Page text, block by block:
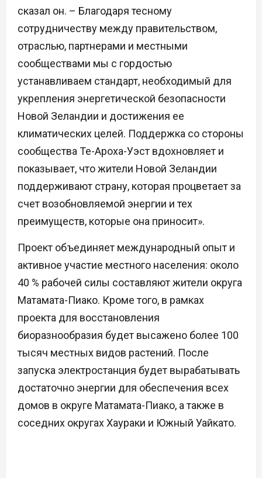
сказал он. – Благодаря тесному
сотрудничеству между правительством,
отраслью, партнерами и местными
сообществами мы с гордостью
устанавливаем стандарт, необходимый для
укрепления энергетической безопасности
Новой Зеландии и достижения ее
климатических целей. Поддержка со стороны
сообщества Те-Ароха-Уэст вдохновляет и
показывает, что жители Новой Зеландии
поддерживают страну, которая процветает за
счет возобновляемой энергии и тех
преимуществ, которые она приносит».
Проект объединяет международный опыт и
активное участие местного населения: около
40 % рабочей силы составляют жители округа
Матамата-Пиако. Кроме того, в рамках
проекта для восстановления
биоразнообразия будет высажено более 100
тысяч местных видов растений. После
запуска электростанция будет вырабатывать
достаточно энергии для обеспечения всех
домов в округе Матамата-Пиако, а также в
соседних округах Хаураки и Южный Уайкато.